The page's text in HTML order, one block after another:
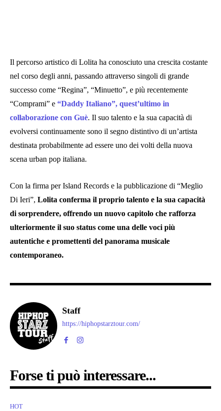
Il percorso artistico di Lolita ha conosciuto una crescita costante
nel corso degli anni, passando attraverso singoli di grande
successo come “Regina”, “Minuetto”, e più recentemente
“Comprami” e “Daddy Italiano”, quest’ultimo in
collaborazione con Guè. Il suo talento e la sua capacità di
evolversi continuamente sono il segno distintivo di un’artista
destinata probabilmente ad essere uno dei volti della nuova
scena urban pop italiana.
Con la firma per Island Records e la pubblicazione di “Meglio
Di Ieri”, Lolita conferma il proprio talento e la sua capacità
di sorprendere, offrendo un nuovo capitolo che rafforza
ulteriormente il suo status come una delle voci più
autentiche e promettenti del panorama musicale
contemporaneo.
Staff
https://hiphopstarztour.com/
Forse ti può interessare...
HOT